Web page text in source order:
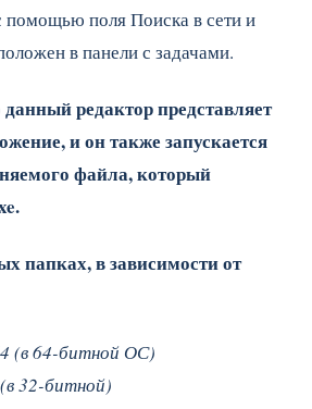
помощью поля Поиска в сети и
в панели с задачами.
редактор представляет
и он также запускается
файла, который
папках, в зависимости от
(в 64-битной ОС)
32-битной)